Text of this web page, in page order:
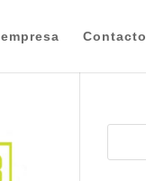
Contacto